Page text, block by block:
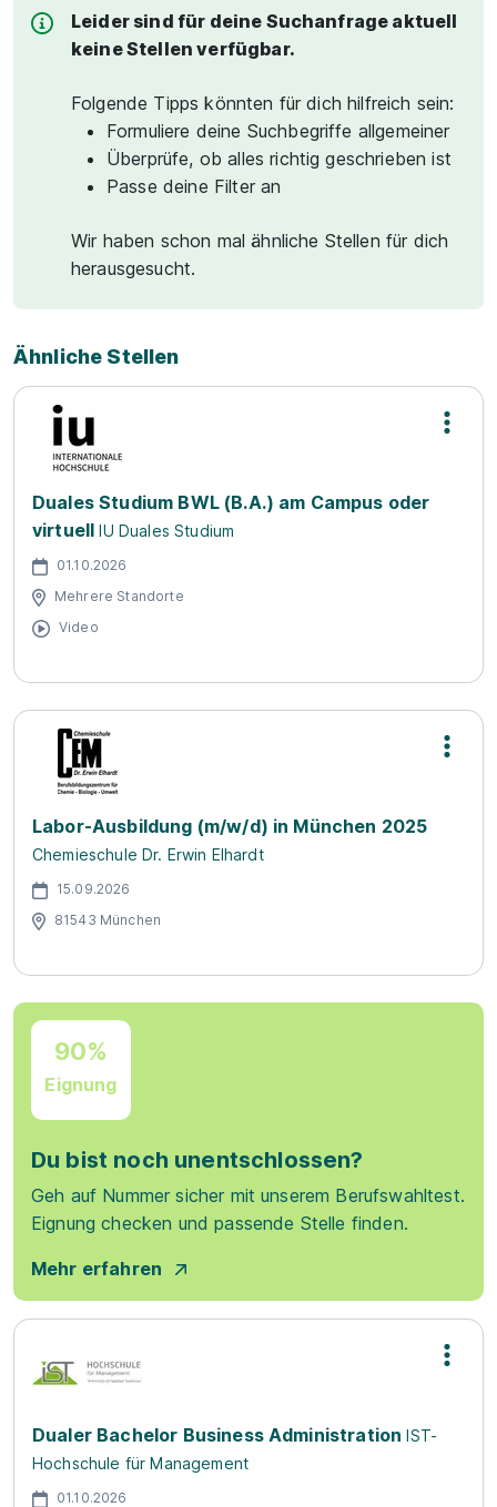
Leider sind für deine Suchanfrage aktuell
keine Stellen verfügbar.
Folgende Tipps könnten für dich hilfreich sein:
Formuliere deine Suchbegriffe allgemeiner
Überprüfe, ob alles richtig geschrieben ist
Passe deine Filter an
Wir haben schon mal ähnliche Stellen für dich
herausgesucht.
Ähnliche Stellen
Duales Studium BWL (B.A.) am Campus oder
virtuell IU Duales Studium
01.10.2026
Mehrere Standorte
Video
Labor-Ausbildung (m/w/d) in München 2025
Chemieschule Dr. Erwin Elhardt
15.09.2026
81543 München
90%
Eignung
Du bist noch unentschlossen?
Geh auf Nummer sicher mit unserem Berufswahltest.
Eignung checken und passende Stelle finden.
Mehr erfahren
Dualer Bachelor Business Administration IST-
Hochschule für Management
01.10.2026